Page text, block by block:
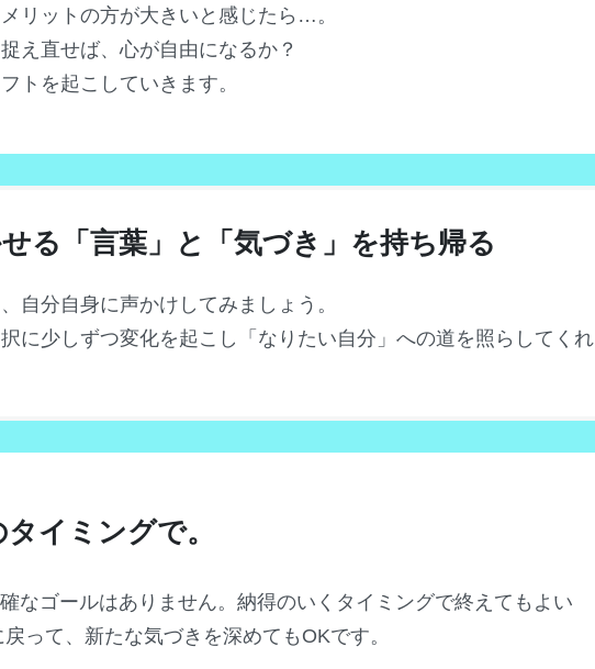
リットの方が大きいと感じたら…。
え直せば、心が自由になるか？
トを起こしていきます。
る「言葉」と「気づき」を持ち帰る
自分自身に声かけしてみましょう。
に少しずつ変化を起こし「なりたい自分」への道を照らしてくれ
イミングで。
なゴールはありません。 納得のいくタイミングで終えてもよい
って、新たな気づきを深めてもOKです。